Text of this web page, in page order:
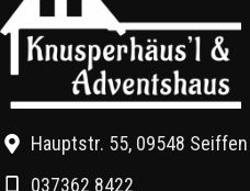
Hauptstr. 55, 09548 Seiffen
037362 8422